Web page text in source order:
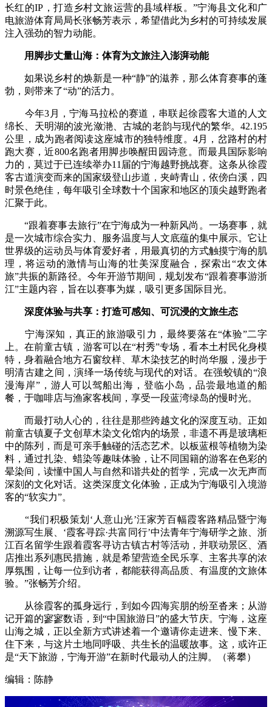
长红的IP，打造乡村文旅运营的县域样板。”宁海县文化和广
电旅游体育局局长张畅芳表示，希望借此为乡村的可持续发展
注入强劲的智力动能。
用脚步丈量山海：体育为文旅注入澎湃动能
如果说乡村的焕新是一种“静”的滋养，那么体育赛事的蓬
勃，则带来了“动”的活力。
今年3月，宁海马拉松的赛道，串联起徐霞客大道的人文
绵长、天明湖的波光潋滟、古城的老韵与现代的繁华。42.195
公里，成为跑者阅读这座城市的独特维度。4月，岔路村的村
跑大赛，近800名跑者用脚步唤醒田园诗意。而最具国际影响
力的，莫过于已连续举办11届的宁海越野挑战赛。这条从徐霞
客古道演变而来的国家级登山步道，夹峙青山，依傍白溪，四
时景色绝佳，每年吸引全球数十个国家和地区的顶尖越野跑者
汇聚于此。
“跟着赛事去旅行”在宁海成为一种新风尚。一场赛事，就
是一次城市综合实力、服务温度与人文底蕴的集中展示。它让
世界级的运动员与体育爱好者，用最真切的方式触摸宁海的肌
理，将运动的激情与山海的壮美深度融合，探索出“农文体
旅”共振的新路径。今年开游节期间，规划发布“跟着赛事游浙
江”主题内容，旨在以赛事为媒，吸引更多国际目光。
深度体验与共享：打造可感知、可沉浸的文旅生态
宁海深知，真正的旅游吸引力，最终要落在“体验”二字
上。在前童古镇，游客可以在“村秀”专场，看本土村民化身模
特，身着融合地方石窗纹样、草木染技艺的时尚华服，漫步于
明清古建之间，演绎一场传统与现代的对话。在强蛟镇的“浪
漫海岸”，游人可以驾船出海，登临小岛，品尝最地道的船
餐，于咖啡店与渔家客栈间，享受一段蓝湾绿岛的慢时光。
而最打动人心的，往往是那些跨越文化的深度互动。正如
前童古镇夏子文创草木染文化馆内的场景，非遗不再是玻璃柜
中的陈列，而是可亲手触碰的活态艺术。以板蓝根等植物为染
料，通过扎染、蜡染等趣味体验，让不同国籍的游客在色彩的
晕染间，读懂中国人与自然和谐共处的哲学，完成一次无声而
深刻的文化对话。这类深度文化体验，正成为宁海吸引入境游
客的“软实力”。
“我们积极策划‘人意山光’汪家芳百幅霞客路精品暨宁海
溯源写生展、‘霞客寻踪·共富同行’中法青年宁海研学之旅、浙
江百名留学生跟着霞客寻访古镇古村等活动，并联动景区、酒
店推出系列惠民措施，就是希望营造全民乐享、主客共享的浓
厚氛围，让每一位到访者，都能获得高品质、有温度的文旅体
验。”张畅芳介绍。
从徐霞客的孤身远行，到如今四海宾朋的纷至沓来；从游
记开篇的寥寥数语，到“中国旅游日”的盛大节庆。宁海，这座
山海之城，正以全新方式讲述着一个邀请你走进来、慢下来、
住下来，与这片土地同呼吸、共生长的温暖故事。这，或许正
是“天下旅游，宁海开游”在新时代最动人的注脚。（蒋攀）
编辑：陈静